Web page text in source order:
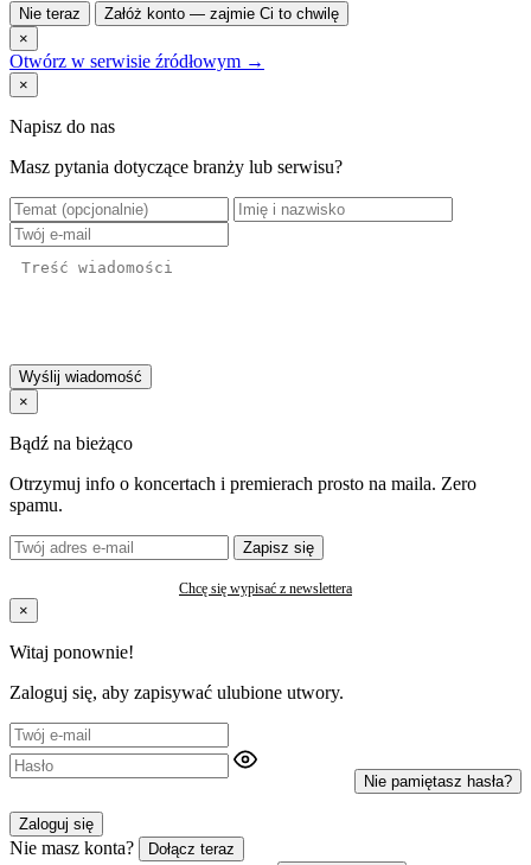
Nie teraz
Załóż konto — zajmie Ci to chwilę
×
Otwórz w serwisie źródłowym →
×
Napisz do nas
Masz pytania dotyczące branży lub serwisu?
Wyślij wiadomość
×
Bądź na bieżąco
Otrzymuj info o koncertach i premierach prosto na maila. Zero
spamu.
Zapisz się
Chcę się wypisać z newslettera
×
Witaj ponownie!
Zaloguj się, aby zapisywać ulubione utwory.
Nie pamiętasz hasła?
Zaloguj się
Nie masz konta? Dołącz teraz